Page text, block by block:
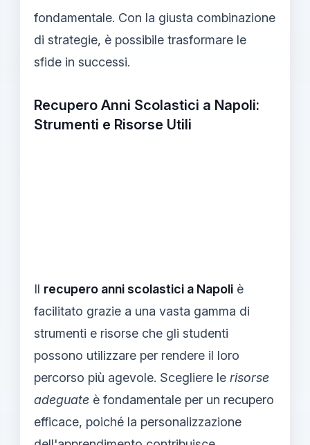
fondamentale. Con la giusta combinazione
di strategie, è possibile trasformare le
sfide in successi.
Recupero Anni Scolastici a Napoli:
Strumenti e Risorse Utili
Il recupero anni scolastici a Napoli è
facilitato grazie a una vasta gamma di
strumenti e risorse che gli studenti
possono utilizzare per rendere il loro
percorso più agevole. Scegliere le risorse
adeguate è fondamentale per un recupero
efficace, poiché la personalizzazione